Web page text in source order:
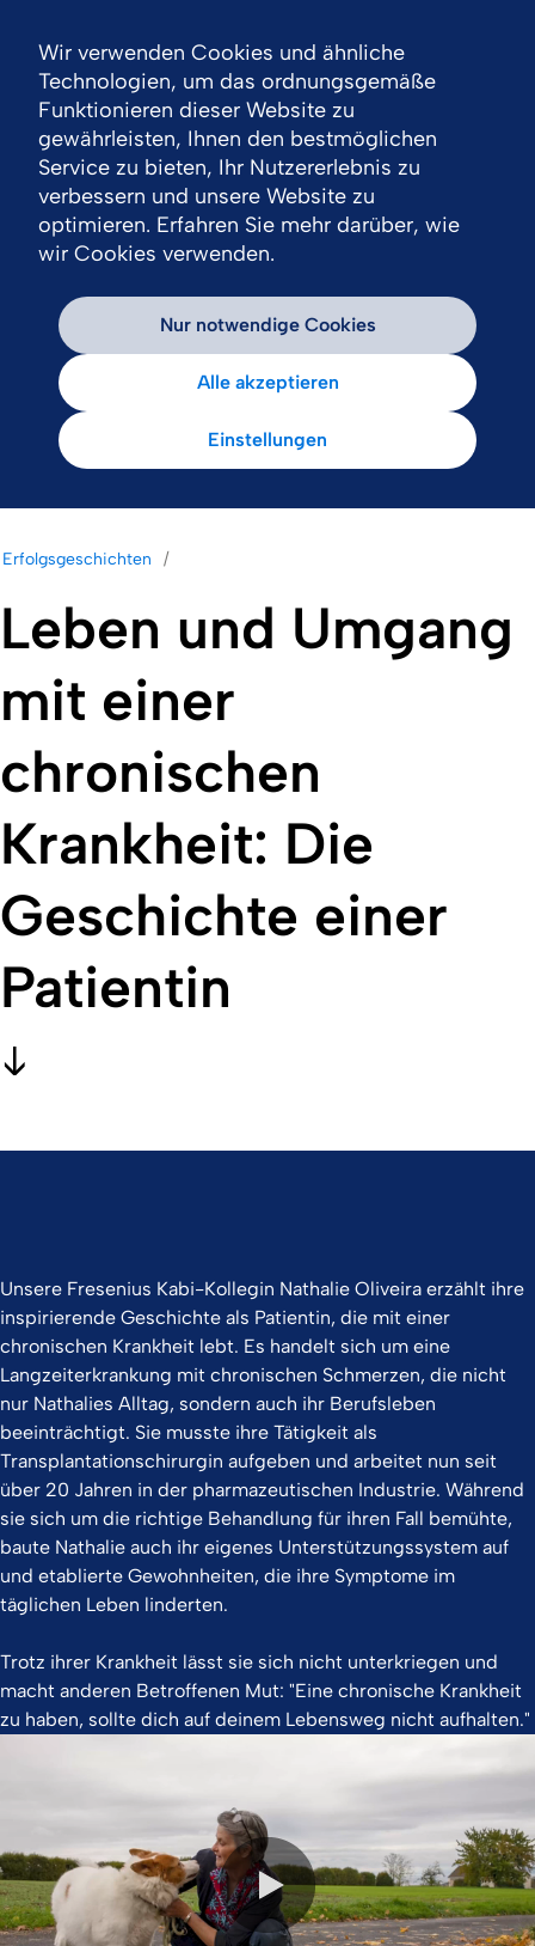
Erfolgsgeschichten
Leben und Umgang
mit einer
chronischen
Krankheit: Die
Geschichte einer
Patientin
Unsere Fresenius Kabi-Kollegin Nathalie Oliveira erzählt ihre
inspirierende Geschichte als Patientin, die mit einer
chronischen Krankheit lebt. Es handelt sich um eine
Langzeiterkrankung mit chronischen Schmerzen, die nicht
nur Nathalies Alltag, sondern auch ihr Berufsleben
beeinträchtigt. Sie musste ihre Tätigkeit als
Transplantationschirurgin aufgeben und arbeitet nun seit
über 20 Jahren in der pharmazeutischen Industrie. Während
sie sich um die richtige Behandlung für ihren Fall bemühte,
baute Nathalie auch ihr eigenes Unterstützungssystem auf
und etablierte Gewohnheiten, die ihre Symptome im
täglichen Leben linderten.
Trotz ihrer Krankheit lässt sie sich nicht unterkriegen und
macht anderen Betroffenen Mut: "Eine chronische Krankheit
zu haben, sollte dich auf deinem Lebensweg nicht aufhalten."
Wir verwenden Cookies und ähnliche
Technologien, um das ordnungsgemäße
Funktionieren dieser Website zu
gewährleisten, Ihnen den bestmöglichen
Service zu bieten, Ihr Nutzererlebnis zu
verbessern und unsere Website zu
optimieren. Erfahren Sie mehr darüber, wie
wir Cookies verwenden.
Nur notwendige Cookies
Alle akzeptieren
Einstellungen